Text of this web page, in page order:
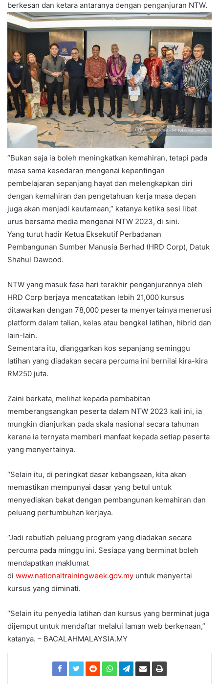
berkesan dan ketara antaranya dengan penganjuran NTW.
“Bukan saja ia boleh meningkatkan kemahiran, tetapi pada
masa sama kesedaran mengenai kepentingan
pembelajaran sepanjang hayat dan melengkapkan diri
dengan kemahiran dan pengetahuan kerja masa depan
juga akan menjadi keutamaan,” katanya ketika sesi libat
urus bersama media mengenai NTW 2023, di sini.
Yang turut hadir Ketua Eksekutif Perbadanan
Pembangunan Sumber Manusia Berhad (HRD Corp), Datuk
Shahul Dawood.
NTW yang masuk fasa hari terakhir penganjurannya oleh
HRD Corp berjaya mencatatkan lebih 21,000 kursus
ditawarkan dengan 78,000 peserta menyertainya menerusi
platform dalam talian, kelas atau bengkel latihan, hibrid dan
lain-lain.
Sementara itu, dianggarkan kos sepanjang seminggu
latihan yang diadakan secara percuma ini bernilai kira-kira
RM250 juta.
Zaini berkata, melihat kepada pembabitan
memberangsangkan peserta dalam NTW 2023 kali ini, ia
mungkin dianjurkan pada skala nasional secara tahunan
kerana ia ternyata memberi manfaat kepada setiap peserta
yang menyertainya.
“Selain itu, di peringkat dasar kebangsaan, kita akan
memastikan mempunyai dasar yang betul untuk
menyediakan bakat dengan pembangunan kemahiran dan
peluang pertumbuhan kerjaya.
“Jadi rebutlah peluang program yang diadakan secara
percuma pada minggu ini. Sesiapa yang berminat boleh
mendapatkan maklumat
di www.nationaltrainingweek.gov.my untuk menyertai
kursus yang diminati.
“Selain itu penyedia latihan dan kursus yang berminat juga
dijemput untuk mendaftar melalui laman web berkenaan,”
katanya. – BACALAHMALAYSIA.MY